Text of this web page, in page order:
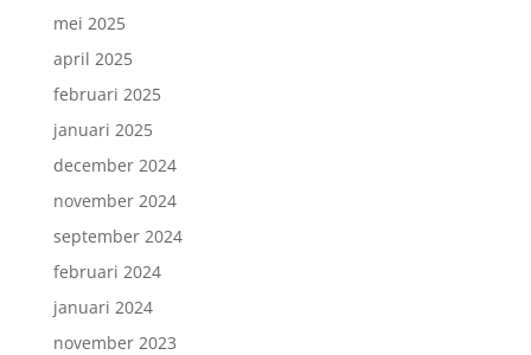
mei 2025
april 2025
februari 2025
januari 2025
december 2024
november 2024
september 2024
februari 2024
januari 2024
november 2023